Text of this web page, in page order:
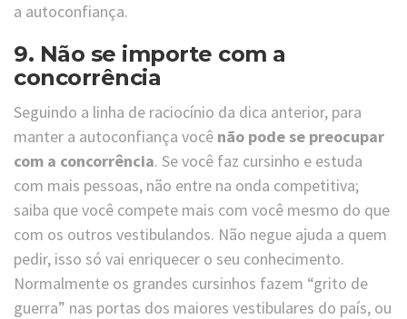
a autoconfiança.
9. Não se importe com a
concorrência
Seguindo a linha de raciocínio da dica anterior, para
manter a autoconfiança você não pode se preocupar
com a concorrência. Se você faz cursinho e estuda
com mais pessoas, não entre na onda competitiva;
saiba que você compete mais com você mesmo do que
com os outros vestibulandos. Não negue ajuda a quem
pedir, isso só vai enriquecer o seu conhecimento.
Normalmente os grandes cursinhos fazem “grito de
guerra” nas portas dos maiores vestibulares do país, ou